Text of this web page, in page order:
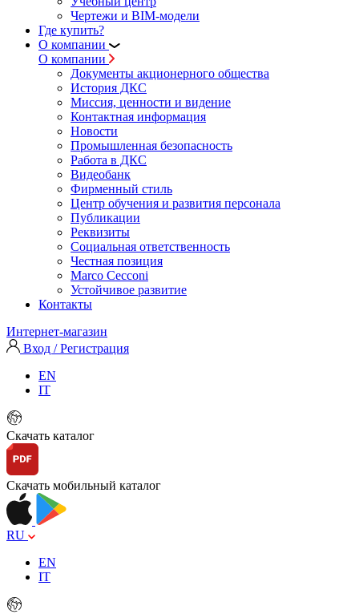
Чертежи и BIM-модели
Где купить?
О компании
О компании
Документы акционерного общества
История ДКС
Миссия, ценности и видение
Контактная информация
Новости
Промышленная безопасность
Работа в ДКС
Видеобанк
Фирменный стиль
Центр обучения и развития персонала
Публикации
Реквизиты
Социальная ответственность
Честная позиция
Marco Cecconi
Устойчивое развитие
Контакты
Интернет-магазин
Вход / Регистрация
EN
IT
Скачать каталог
Скачать мобильный каталог
RU
EN
IT